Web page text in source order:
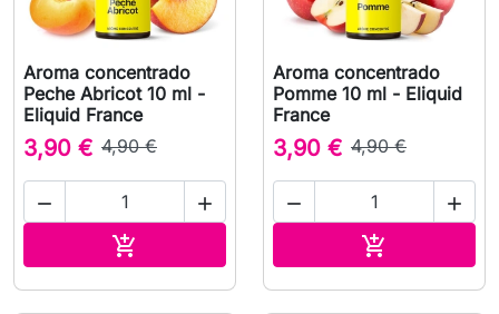
Aroma concentrado
Peche Abricot 10 ml -
Eliquid France
3,90 € 4,90 €
 

Aroma concentrado
Pomme 10 ml - Eliquid
France
3,90 € 4,90 €
 
